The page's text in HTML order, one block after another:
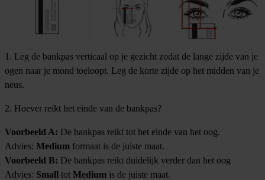
1. Leg de bankpas verticaal op je gezicht zodat de lange zijde van je
ogen naar je mond toeloopt. Leg de korte zijde op het midden van je
neus.
2. Hoever reikt het einde van de bankpas?
Voorbeeld A: De bankpas reikt tot het einde van het oog.
Advies: Medium formaat is de juiste maat.
Voorbeeld B: De bankpas reikt duidelijk verder dan het oog
Advies: Small tot Medium is de juiste maat.